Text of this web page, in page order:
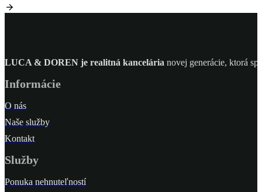
LUCA & DOREN je realitná kancelária novej generácie, ktorá
Informácie
O nás
Naše služby
Kontakt
Služby
Ponuka nehnuteľností